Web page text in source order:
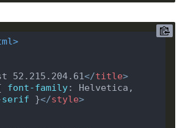
52.215.204.61</title>
font-family: Helvetica,
serif }</style>